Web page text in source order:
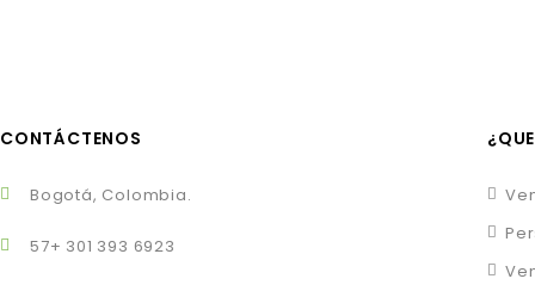
CONTÁCTENOS
Bogotá, Colombia.
57+ 301 393 6923